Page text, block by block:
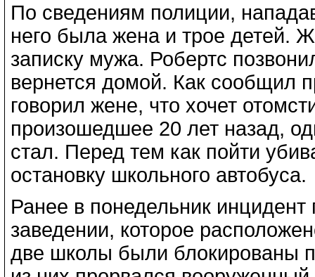
По сведениям полиции,
него была жена и трое детей.
записку мужа. Робертс
вернется домой. Как сообщил
говорил жене, что хочет
произошедшее 20 лет назад,
стал. Перед тем как пойти
остановку школьного автобуса.
Ранее в понедельник
заведении, которое
две школы были блокированы